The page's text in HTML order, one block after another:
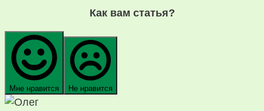
Как вам статья?
Мне нравится Не нравится